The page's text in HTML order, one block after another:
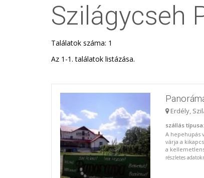
Szilágycseh
Találatok száma: 1
Az 1-1. találatok listázása.
Erdély,
szállás típusa
A hepehupás
várja a
a
részletes